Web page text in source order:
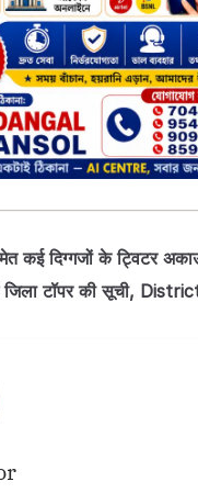
कई दिग्गजों के ट्विटर
जिला टॉपर की सूची,